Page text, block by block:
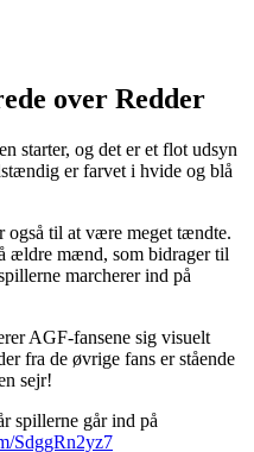
over Redder
starter, og det er et flot udsyn
er farvet i hvide og blå
også til at være meget tændte.
ældre mænd, som bidrager til
marcherer ind på
AGF-fansene sig visuelt
fra de øvrige fans er stående
sejr!
spillerne går ind på
SdggRn2yz7